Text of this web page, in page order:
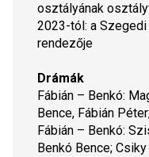
osztályának
2023-tól: a
rendezője
Drámák
Fábián – Benkó:
Bence, Fábián
Fábián – Benkó:
Benkó Bence;